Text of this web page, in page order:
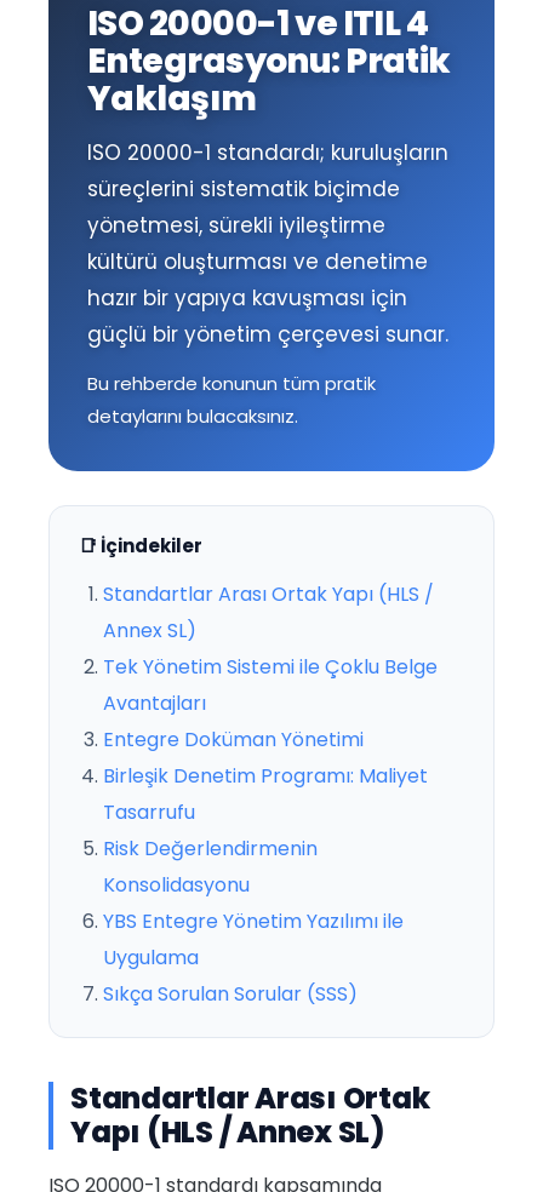
ISO 20000-1 ve ITIL 4
Entegrasyonu: Pratik
Yaklaşım
ISO 20000-1 standardı; kuruluşların
süreçlerini sistematik biçimde
yönetmesi, sürekli iyileştirme
kültürü oluşturması ve denetime
hazır bir yapıya kavuşması için
güçlü bir yönetim çerçevesi sunar.
Bu rehberde konunun tüm pratik
detaylarını bulacaksınız.
📑 İçindekiler
Standartlar Arası Ortak Yapı (HLS /
Annex SL)
Tek Yönetim Sistemi ile Çoklu Belge
Avantajları
Entegre Doküman Yönetimi
Birleşik Denetim Programı: Maliyet
Tasarrufu
Risk Değerlendirmenin
Konsolidasyonu
YBS Entegre Yönetim Yazılımı ile
Uygulama
Sıkça Sorulan Sorular (SSS)
Standartlar Arası Ortak
Yapı (HLS / Annex SL)
ISO 20000-1 standardı kapsamında